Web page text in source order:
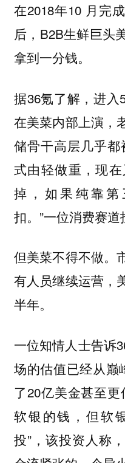
在2018年10 月完
后，B2B生鲜巨头
拿到一分钱。
据36氪了解，进
在美菜内部上演，
储骨干高层几乎都
式由轻做重，现
掉，如果纯靠
扣。”一位消费赛道
但美菜不得不做。
有人员继续运营，
半年。
一位知情人士告诉
场的估值已经从巅
了20亿美金甚至
软银的钱，但软
投”，该投资人称